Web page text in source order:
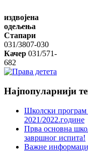
издвојена
одељења
Стапари
031/3807-030
Качер 031/571-
682
Најпопуларнији
Школски програм
2021/2022.године
Прва основна
завршног испита!
Важне